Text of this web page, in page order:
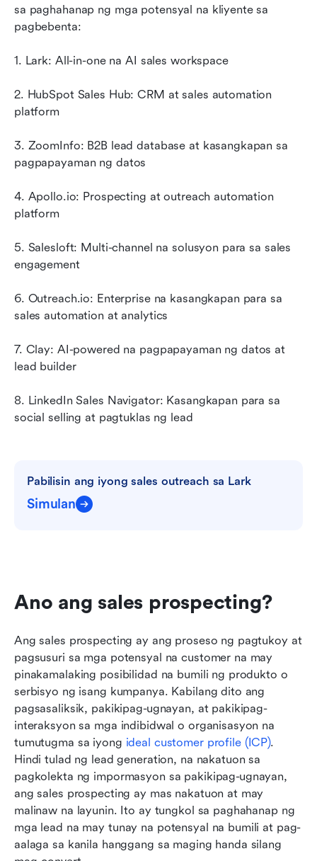
sa paghahanap ng mga potensyal na kliyente sa
pagbebenta:
1. Lark: All-in-one na AI sales workspace
2. HubSpot Sales Hub: CRM at sales automation
platform
3. ZoomInfo: B2B lead database at kasangkapan sa
pagpapayaman ng datos
4. Apollo.io: Prospecting at outreach automation
platform
5. Salesloft: Multi-channel na solusyon para sa sales
engagement
6. Outreach.io: Enterprise na kasangkapan para sa
sales automation at analytics
7. Clay: AI-powered na pagpapayaman ng datos at
lead builder
8. LinkedIn Sales Navigator: Kasangkapan para sa
social selling at pagtuklas ng lead
Pabilisin ang iyong sales outreach sa Lark
Simulan
Ano ang sales prospecting?
Ang sales prospecting ay ang proseso ng pagtukoy at
pagsusuri sa mga potensyal na customer na may
pinakamalaking posibilidad na bumili ng produkto o
serbisyo ng isang kumpanya. Kabilang dito ang
pagsasaliksik, pakikipag-ugnayan, at pakikipag-
interaksyon sa mga indibidwal o organisasyon na
tumutugma sa iyong ideal customer profile (ICP).
Hindi tulad ng lead generation, na nakatuon sa
pagkolekta ng impormasyon sa pakikipag-ugnayan,
ang sales prospecting ay mas nakatuon at may
malinaw na layunin. Ito ay tungkol sa paghahanap ng
mga lead na may tunay na potensyal na bumili at pag-
aalaga sa kanila hanggang sa maging handa silang